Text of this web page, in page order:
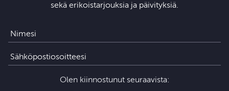
sekä erikoistarjouksia ja päivityksiä.
Olen kiinnostunut seuraavista: